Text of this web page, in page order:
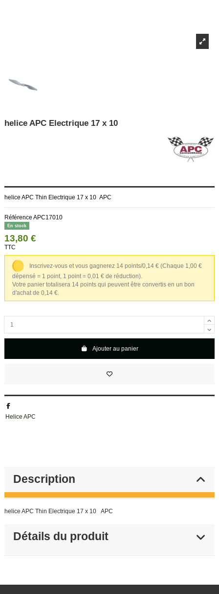
helice APC Electrique 17 x 10
helice APC Thin Electrique 17 x 10 APC
Référence APC17010
En stock
13,80 €
TTC
Inscrivez-vous et vous gagnerez 14 points/0,14 € (Chaque 1,00 €
dépensé = 1 point, 1 point = 0,01 € de réduction).
Votre panier totalisera 14 points qui peuvent être convertis en un bon
d'achat de 0,14 €.
Ajouter au panier
Helice APC
Description
helice APC Thin Electrique 17 x 10 APC
Détails du produit